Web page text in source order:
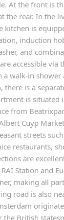
At the front is
the rear. In the
kitchen is
induction
and
accessible via
walk-in shower
there is a
is situated
from
Cuyp
streets
restaurants,
are
Station and
making all
road is also
the British